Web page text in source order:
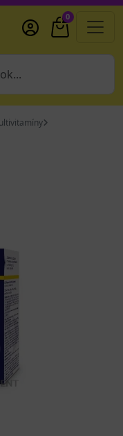
0